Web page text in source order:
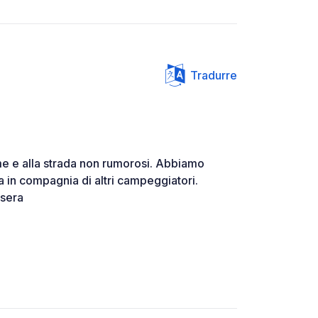
Tradurre
e alla strada non rumorosi. Abbiamo
in compagnia di altri campeggiatori.